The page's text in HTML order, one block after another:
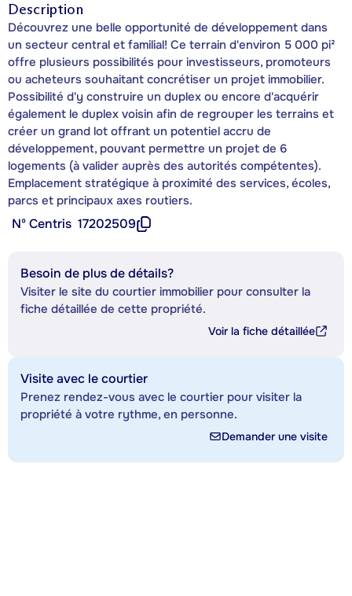
Description
Découvrez une belle opportunité de développement dans
un secteur central et familial! Ce terrain d'environ 5 000 pi²
offre plusieurs possibilités pour investisseurs, promoteurs
ou acheteurs souhaitant concrétiser un projet immobilier.
Possibilité d'y construire un duplex ou encore d'acquérir
également le duplex voisin afin de regrouper les terrains et
créer un grand lot offrant un potentiel accru de
développement, pouvant permettre un projet de 6
logements (à valider auprès des autorités compétentes).
Emplacement stratégique à proximité des services, écoles,
parcs et principaux axes routiers.
Nº Centris 17202509
Besoin de plus de détails?
Visiter le site du courtier immobilier pour consulter la
fiche détaillée de cette propriété.
Voir la fiche détaillée
Visite avec le courtier
Prenez rendez-vous avec le courtier pour visiter la
propriété à votre rythme, en personne.
Demander une visite